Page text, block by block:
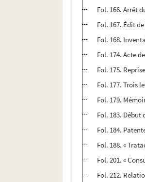
Fol. 166. Arrêt
Fol. 167. Édit
Fol. 168.
Fol. 174. Acte
Fol. 175.
Fol. 177. Trois
Fol. 179.
Fol. 183.
Fol. 184.
Fol. 188. «
Fol. 201. «
Fol. 212.